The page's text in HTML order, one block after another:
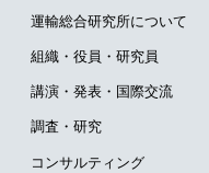
運輸総合研究所について
組織・役員・研究員
講演・発表・国際交流
調査・研究
コンサルティング